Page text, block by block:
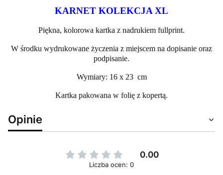
KARNET KOLEKCJA XL
Piękna, kolorowa kartka z nadrukiem fullprint.
W środku wydrukowane życzenia z miejscem na dopisanie oraz
podpisanie.
Wymiary: 16 x 23 cm
Kartka pakowana w folię z kopertą.
Opinie
0.00
Liczba ocen: 0